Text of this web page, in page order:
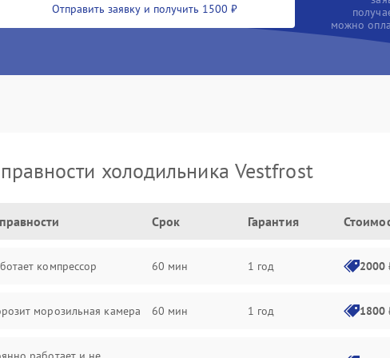
Отправить заявку и получить 1500 ₽
можно
холодильника Vestfrost
Срок Гарантия
компрессор 60 мин 1 год 2000
морозильная камера 60 мин 1 год 1800